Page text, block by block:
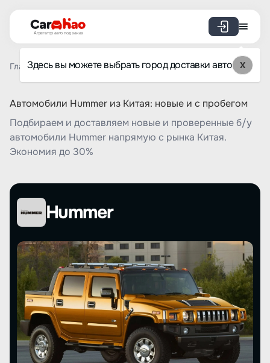
Агрегатор авто под заказ
Здесь вы можете выбрать город доставки авто X
Главная Список брендов Hummer
Автомобили Hummer из Китая: новые и с пробегом
Подбираем и доставляем новые и проверенные б/у
автомобили Hummer напрямую с рынка Китая.
Экономия до 30%
Hummer